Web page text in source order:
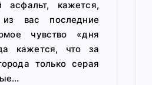
асфальт, кажется,
из вас последние
чувство «дня
кажется, что за
только серая